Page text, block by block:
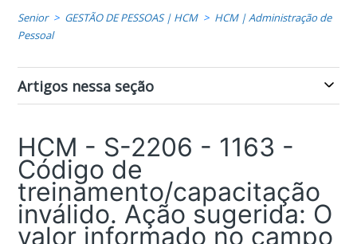
Senior GESTÃO DE PESSOAS | HCM
HCM | Administração de
Pessoal
Artigos nessa seção
HCM - S-2206 - 1163 -
Código de
treinamento/capacitação
inválido. Ação sugerida: O
valor informado no campo